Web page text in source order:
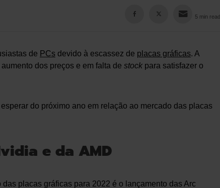
5 min read
de PCs devido à escassez de placas gráficas. A
dos preços e em falta de stock para satisfazer o
do próximo ano em relação ao mercado das placas
e da AMD
placas gráficas para 2022 é o lançamento das Arc